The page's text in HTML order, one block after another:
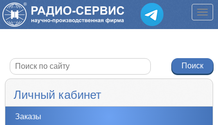
Личный кабинет
Заказы